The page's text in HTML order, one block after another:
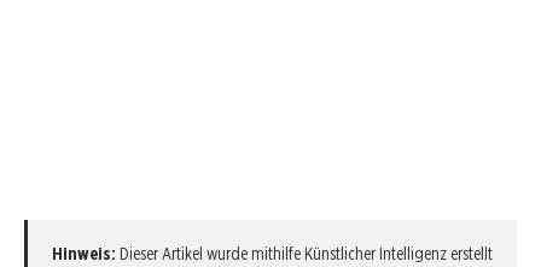
Hinweis: Dieser Artikel wurde mithilfe Künstlicher Intelligenz erstellt